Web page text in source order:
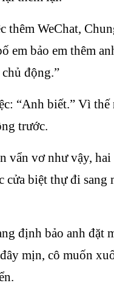
thêm WeChat,
em bảo em thêm
động.”
“Anh biết.” Vì thế
trước.
vẩn vơ như vậy,
cửa biệt thự đi sang
định bảo anh đặt
mịn, cô muốn